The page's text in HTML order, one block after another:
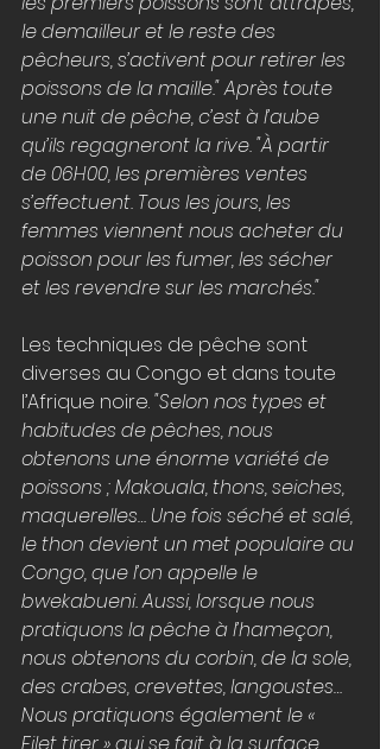
le demailleur et le reste des
pêcheurs, s’activent pour retirer les
poissons de la maille." Après toute
une nuit de pêche, c’est à l’aube
qu’ils regagneront la rive. "À partir
de 06H00, les premières ventes
s’effectuent. Tous les jours, les
femmes viennent nous acheter du
poisson pour les fumer, les sécher
et les revendre sur les marchés."
Les techniques de pêche sont
diverses au Congo et dans toute
l’Afrique noire. "Selon nos types et
habitudes de pêches, nous
obtenons une énorme variété de
poissons ; Makouala, thons, seiches,
maquerelles… Une fois séché et salé,
le thon devient un met populaire au
Congo, que l’on appelle le
bwekabueni. Aussi, lorsque nous
pratiquons la pêche à l’hameçon,
nous obtenons du corbin, de la sole,
des crabes, crevettes, langoustes…
Nous pratiquons également le «